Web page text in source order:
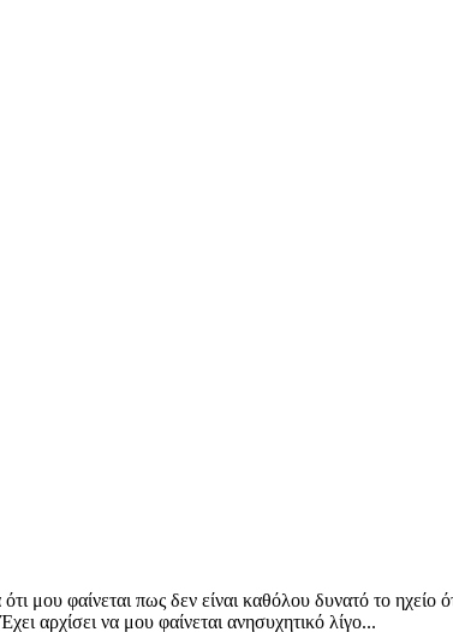
φαίνεται πως δεν είναι καθόλου δυνατό το
αρχίσει να μου φαίνεται ανησυχητικό λίγο...